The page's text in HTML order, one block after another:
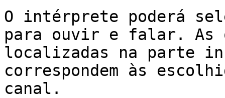
O intérprete poderá
para ouvir e falar. As
localizadas na parte
correspondem às
canal.